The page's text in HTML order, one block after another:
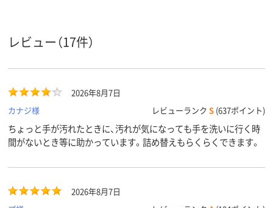
アスクル
商品環境
25
レビュー（17件）
2026年8月7日
カナジ様
レビューランク S (637ポイント)
ちょっと手が汚れたときに、汚れが気になっても手を洗いに行く時
間がないとき等に助かっています。詰め替えもらくらくできます。
2026年8月7日